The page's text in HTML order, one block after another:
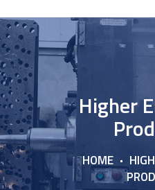
Higher
HOME